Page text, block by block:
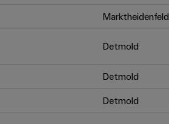
Marktheidenfeld
Detmold
Detmold
Detmold